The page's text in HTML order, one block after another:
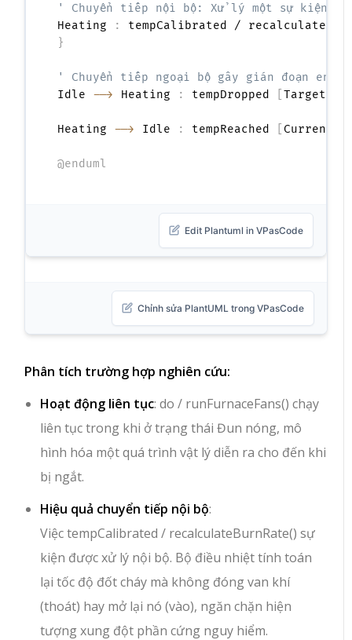
' Chuyển tiếp nội bộ: Xử lý một sự kiện
Heating
:
tempCalibrated /
}
' Chuyển tiếp ngoại bộ gây gián đoạn
Idle --> Heating : tempDropped [
Heating --> Idle : tempReached
@enduml
Edit Plantuml in VPasCode
Chỉnh sửa PlantUML trong VPasCode
Phân tích trường hợp nghiên cứu:
Hoạt động liên tục:do / runFurnaceFans() chạy
liên tục trong khi ở trạng tháiĐun nóng, mô
hình hóa một quá trình vật lý diễn ra cho đến khi
bị ngắt.
Hiệu quả chuyển tiếp nội bộ:
ViệctempCalibrated / recalculateBurnRate() sự
kiện được xử lý nội bộ. Bộ điều nhiệt tính toán
lại tốc độ đốt cháy mà không đóng van khí
(thoát) hay mở lại nó (vào), ngăn chặn hiện
tượng xung đột phần cứng nguy hiểm.